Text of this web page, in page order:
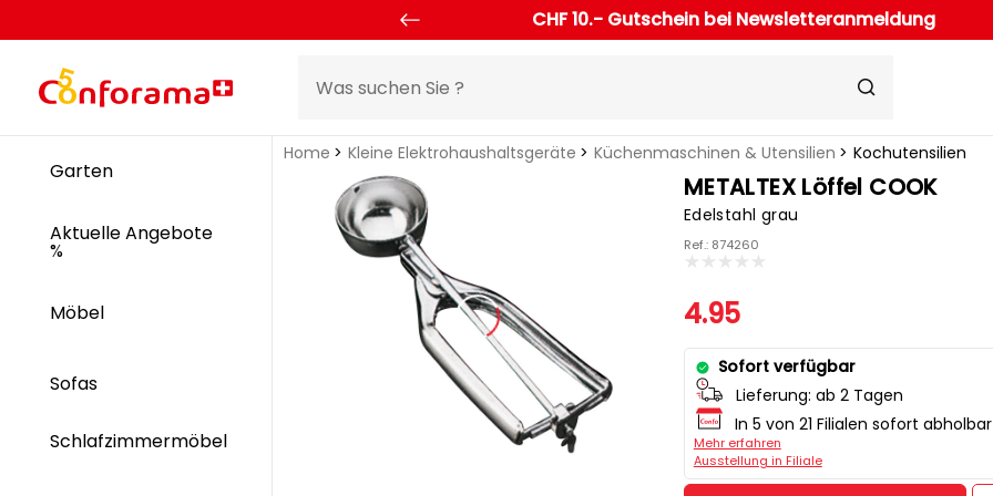
CHF 10.- Gutschein bei Newsletteranmeldung
Garten
Aktuelle Angebote
%
Möbel
Sofas
Schlafzimmermöbel
Home Kleine Elektrohaushaltsgeräte Küchenmaschinen & Utensilien Kochutensilien
METALTEX Löffel COOK
Edelstahl grau
Ref.: 874260
4.95
Sofort verfügbar
Lieferung: ab 2 Tagen
In 5 von 21 Filialen sofort abholbar
Mehr erfahren
Ausstellung in Filiale